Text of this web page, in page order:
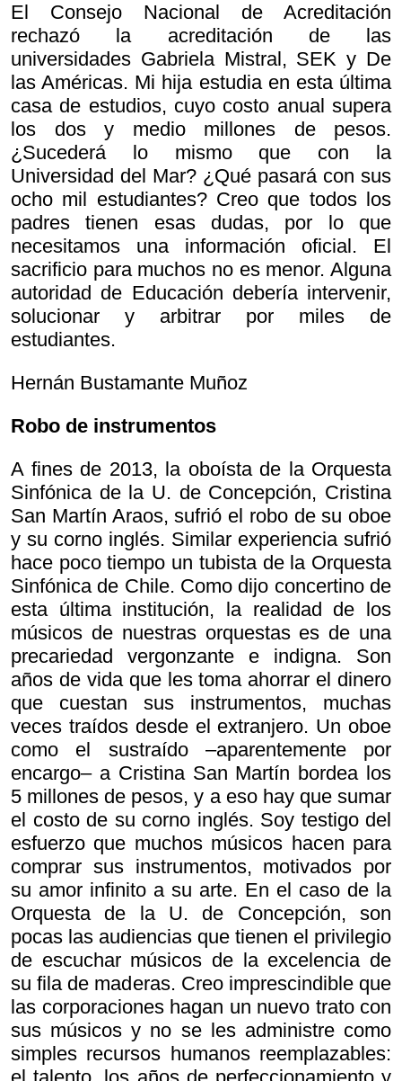
El Consejo Nacional de Acreditación
rechazó la acreditación de las
universidades Gabriela Mistral, SEK y De
las Américas. Mi hija estudia en esta última
casa de estudios, cuyo costo anual supera
los dos y medio millones de pesos.
¿Sucederá lo mismo que con la
Universidad del Mar? ¿Qué pasará con sus
ocho mil estudiantes? Creo que todos los
padres tienen esas dudas, por lo que
necesitamos una información oficial. El
sacrificio para muchos no es menor. Alguna
autoridad de Educación debería intervenir,
solucionar y arbitrar por miles de
estudiantes.
Hernán Bustamante Muñoz
Robo de instrumentos
A fines de 2013, la oboísta de la Orquesta
Sinfónica de la U. de Concepción, Cristina
San Martín Araos, sufrió el robo de su oboe
y su corno inglés. Similar experiencia sufrió
hace poco tiempo un tubista de la Orquesta
Sinfónica de Chile. Como dijo concertino de
esta última institución, la realidad de los
músicos de nuestras orquestas es de una
precariedad vergonzante e indigna. Son
años de vida que les toma ahorrar el dinero
que cuestan sus instrumentos, muchas
veces traídos desde el extranjero. Un oboe
como el sustraído –aparentemente por
encargo– a Cristina San Martín bordea los
5 millones de pesos, y a eso hay que sumar
el costo de su corno inglés. Soy testigo del
esfuerzo que muchos músicos hacen para
comprar sus instrumentos, motivados por
su amor infinito a su arte. En el caso de la
Orquesta de la U. de Concepción, son
pocas las audiencias que tienen el privilegio
de escuchar músicos de la excelencia de
su fila de maderas. Creo imprescindible que
las corporaciones hagan un nuevo trato con
sus músicos y no se les administre como
simples recursos humanos reemplazables: